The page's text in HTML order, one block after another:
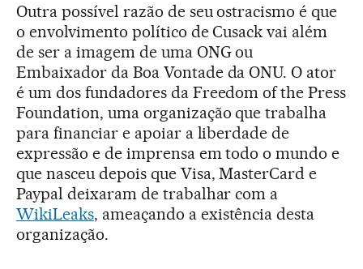
Outra possível razão de seu ostracismo é que
o envolvimento político de Cusack vai além
de ser a imagem de uma ONG ou
Embaixador da Boa Vontade da ONU. O ator
é um dos fundadores da Freedom of the Press
Foundation, uma organização que trabalha
para financiar e apoiar a liberdade de
expressão e de imprensa em todo o mundo e
que nasceu depois que Visa, MasterCard e
Paypal deixaram de trabalhar com a
WikiLeaks, ameaçando a existência desta
organização.